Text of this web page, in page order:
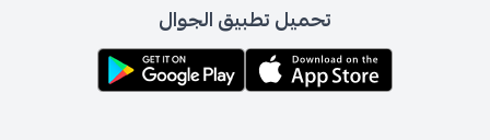
تحميل تطبيق الجوال